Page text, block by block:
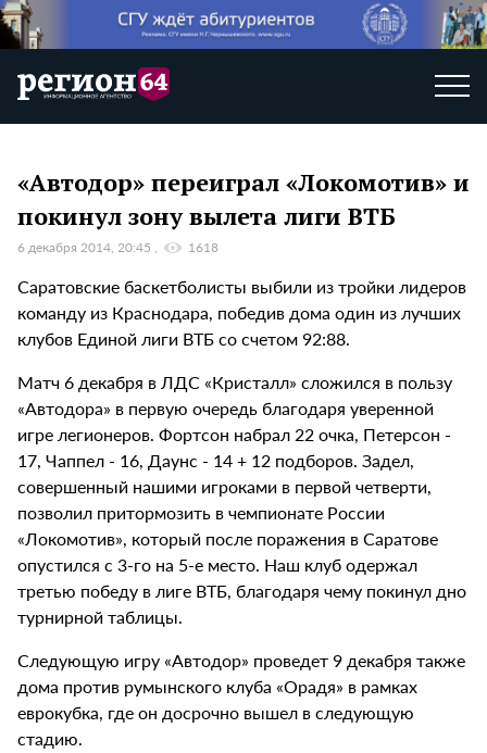
«Автодор» переиграл «Локомотив» и
покинул зону вылета лиги ВТБ
6 декабря 2014, 20:45 1618
Саратовские баскетболисты выбили из тройки лидеров
команду из Краснодара, победив дома один из лучших
клубов Единой лиги ВТБ со счетом 92:88.
Матч 6 декабря в ЛДС «Кристалл» сложился в пользу
«Автодора» в первую очередь благодаря уверенной
игре легионеров. Фортсон набрал 22 очка, Петерсон -
17, Чаппел - 16, Даунс - 14 + 12 подборов. Задел,
совершенный нашими игроками в первой четверти,
позволил притормозить в чемпионате России
«Локомотив», который после поражения в Саратове
опустился с 3-го на 5-е место. Наш клуб одержал
третью победу в лиге ВТБ, благодаря чему покинул дно
турнирной таблицы.
Следующую игру «Автодор» проведет 9 декабря также
дома против румынского клуба «Орадя» в рамках
еврокубка, где он досрочно вышел в следующую
стадию.